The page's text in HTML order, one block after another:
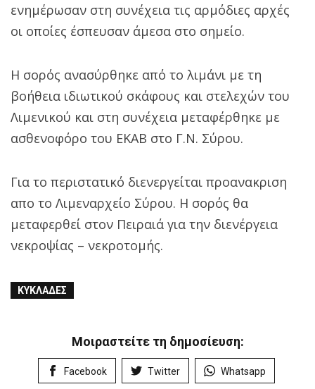
ενημέρωσαν στη συνέχεια τις αρμόδιες αρχές
οι οποίες έσπευσαν άμεσα στο σημείο.
Η σορός ανασύρθηκε από το λιμάνι με τη
βοήθεια ιδιωτικού σκάφους και στελεχών του
Λιμενικού και στη συνέχεια μεταφέρθηκε με
ασθενοφόρο του ΕΚΑΒ στο Γ.Ν. Σύρου.
Για το περιστατικό διενεργείται προανακριση
απο το Λιμεναρχείο Σύρου. H σορός θα
μεταφερθεί στον Πειραιά για την διενέργεια
νεκροψίας – νεκροτομής.
ΚΥΚΛΆΔΕΣ
Μοιραστείτε τη δημοσίευση:
Facebook Twitter Whatsapp